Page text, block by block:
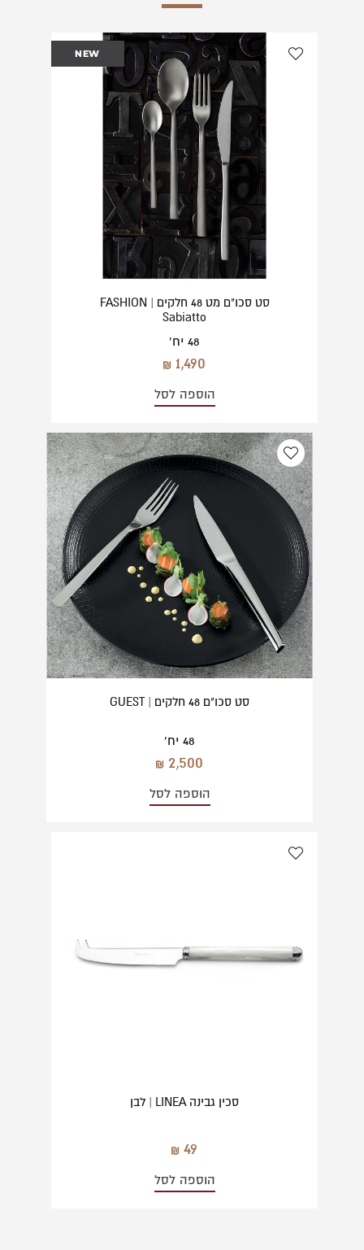
NEW
סט סכו"ם מט 48 חלקים | FASHION
Sabiatto
48 יח'
1,490
הוספה לסל
סט סכו"ם 48 חלקים | GUEST
48 יח'
2,500
הוספה לסל
סכין גבינה LINEA | לבן
49
הוספה לסל